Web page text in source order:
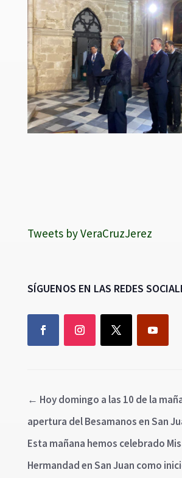
Tweets by VeraCruzJerez
SÍGUENOS EN LAS REDES
← Hoy domingo a las 10 de la
apertura del Besamanos en San
Esta mañana hemos celebrado
Hermandad en San Juan como